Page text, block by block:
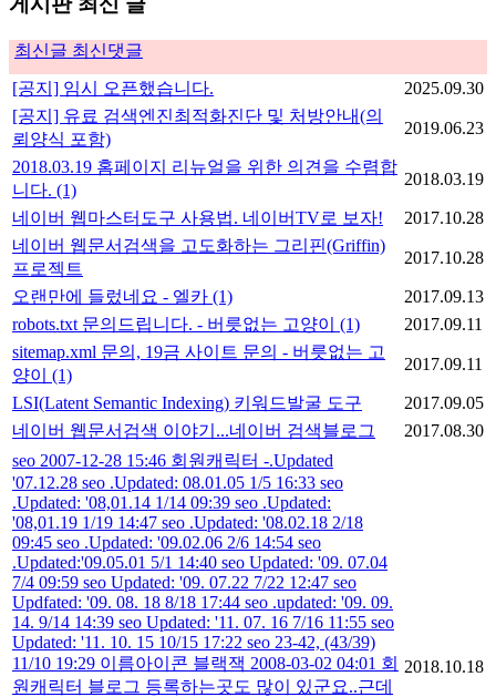
최신글 최신댓글
[공지] 임시 오픈했습니다.
2025.09.30
[공지] 유료 검색엔진최적화진단 및 처방안내(의
뢰양식 포함)
2019.06.23
2018.03.19 홈페이지 리뉴얼을 위한 의견을 수렴합
니다. (1)
2018.03.19
네이버 웹마스터도구 사용법. 네이버TV로 보자!
2017.10.28
네이버 웹문서검색을 고도화하는 그리핀(Griffin)
프로젝트
2017.10.28
오랜만에 들렀네요 - 엘카 (1)
2017.09.13
robots.txt 문의드립니다. - 버릇없는 고양이 (1)
2017.09.11
sitemap.xml 문의, 19금 사이트 문의 - 버릇없는 고
양이 (1)
2017.09.11
LSI(Latent Semantic Indexing) 키워드발굴 도구
2017.09.05
네이버 웹문서검색 이야기...네이버 검색블로그
2017.08.30
seo 2007-12-28 15:46 회원캐릭터 -.Updated
'07.12.28 seo .Updated: 08.01.05 1/5 16:33 seo
.Updated: '08,01.14 1/14 09:39 seo .Updated:
'08,01.19 1/19 14:47 seo .Updated: '08.02.18 2/18
09:45 seo .Updated: '09.02.06 2/6 14:54 seo
.Updated:'09.05.01 5/1 14:40 seo Updated: '09. 07.04
7/4 09:59 seo Updated: '09. 07.22 7/22 12:47 seo
Updfated: '09. 08. 18 8/18 17:44 seo .updated: '09. 09.
14. 9/14 14:39 seo Updated: '11. 07. 16 7/16 11:55 seo
Updated: '11. 10. 15 10/15 17:22 seo 23-42, (43/39)
11/10 19:29 이름아이콘 블랙잭 2008-03-02 04:01 회
원캐릭터 블로그 등록하는곳도 많이 있군요..근데
2018.10.18